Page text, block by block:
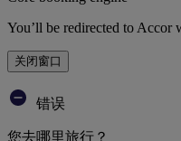
You’ll be redirected to Accor
关闭窗口
错误
您去哪里旅行？